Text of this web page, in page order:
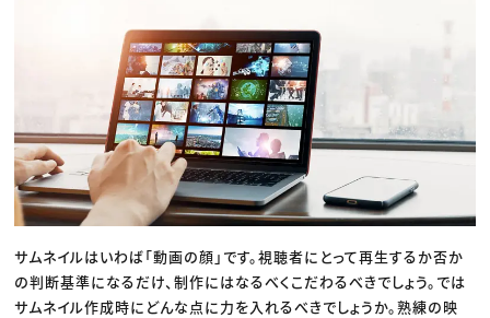
サムネイルはいわば「動画の顔」です。視聴者にとって再生するか否か
の判断基準になるだけ、制作にはなるべくこだわるべきでしょう。では
サムネイル作成時にどんな点に力を入れるべきでしょうか。熟練の映